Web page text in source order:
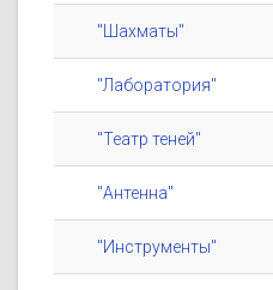
"Шахматы"
"Лаборатория"
"Театр теней"
"Антенна"
"Инструменты"